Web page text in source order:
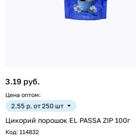
3.19 руб.
Цена оптом:
2.55 р. от 250 шт
Цикорий порошок EL PASSA ZIP 100г
Код: 114832